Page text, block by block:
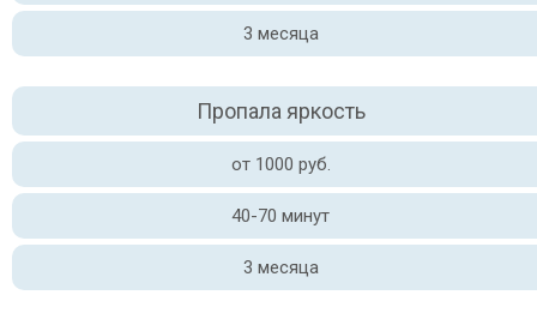
3 месяца
Пропала яркость
от 1000 руб.
40-70 минут
3 месяца